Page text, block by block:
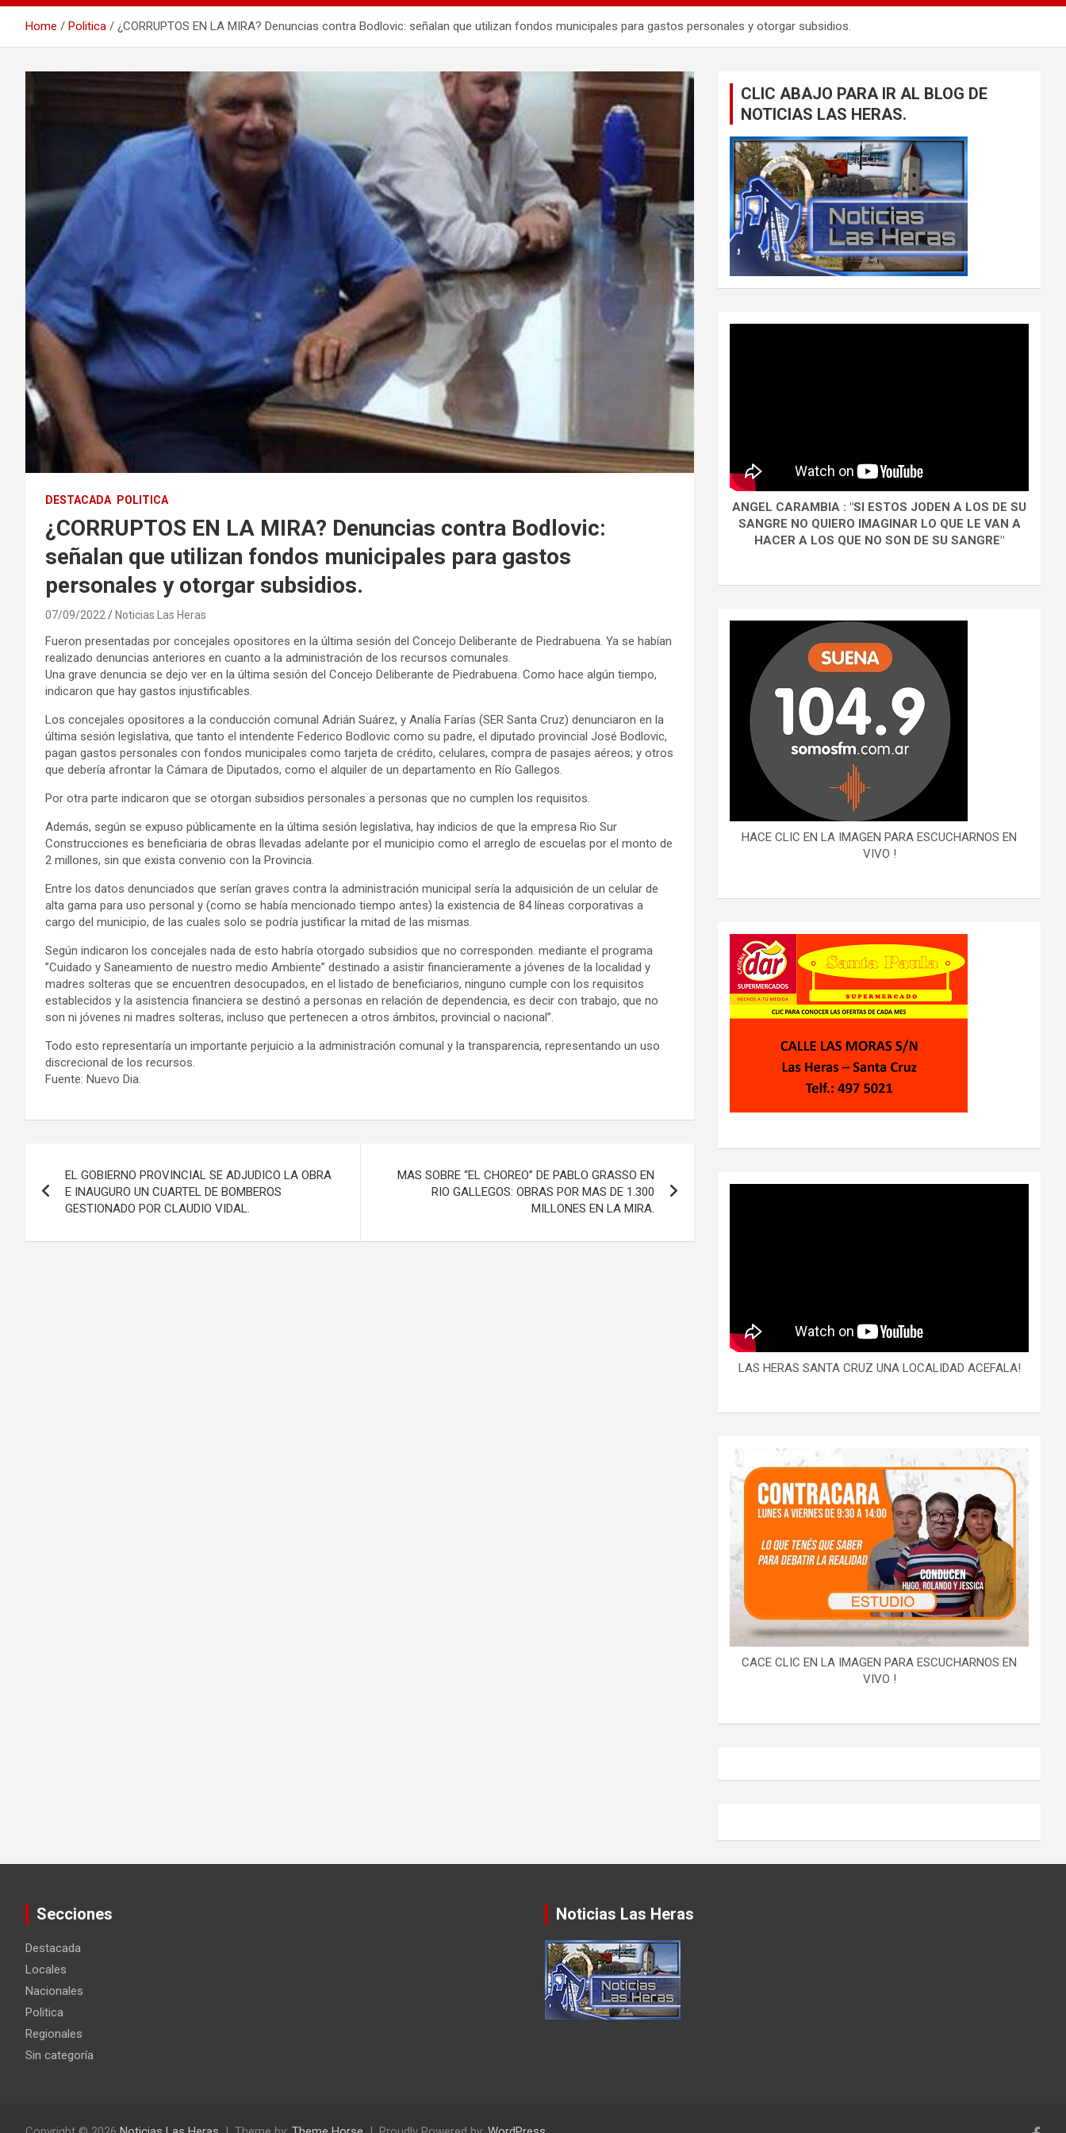
Home Politica ¿CORRUPTOS EN LA MIRA? Denuncias contra Bodlovic: señalan que utilizan fondos municipales para gastos personales y otorgar subsidios.
DESTACADA POLITICA
¿CORRUPTOS EN LA MIRA? Denuncias contra Bodlovic:
señalan que utilizan fondos municipales para gastos
personales y otorgar subsidios.
07/09/2022 Noticias Las Heras
Fueron presentadas por concejales opositores en la última sesión del Concejo Deliberante de Piedrabuena. Ya se habían
realizado denuncias anteriores en cuanto a la administración de los recursos comunales.
Una grave denuncia se dejo ver en la última sesión del Concejo Deliberante de Piedrabuena. Como hace algún tiempo,
indicaron que hay gastos injustificables.
Los concejales opositores a la conducción comunal Adrián Suárez, y Analía Farías (SER Santa Cruz) denunciaron en la
última sesión legislativa, que tanto el intendente Federico Bodlovic como su padre, el diputado provincial José Bodlovic,
pagan gastos personales con fondos municipales como tarjeta de crédito, celulares, compra de pasajes aéreos; y otros
que debería afrontar la Cámara de Diputados, como el alquiler de un departamento en Río Gallegos.
Por otra parte indicaron que se otorgan subsidios personales a personas que no cumplen los requisitos.
Además, según se expuso públicamente en la última sesión legislativa, hay indicios de que la empresa Rio Sur
Construcciones es beneficiaria de obras llevadas adelante por el municipio como el arreglo de escuelas por el monto de
2 millones, sin que exista convenio con la Provincia.
Entre los datos denunciados que serían graves contra la administración municipal sería la adquisición de un celular de
alta gama para uso personal y (como se había mencionado tiempo antes) la existencia de 84 líneas corporativas a
cargo del municipio, de las cuales solo se podría justificar la mitad de las mismas.
Según indicaron los concejales nada de esto habría otorgado subsidios que no corresponden. mediante el programa
”Cuidado y Saneamiento de nuestro medio Ambiente” destinado a asistir financieramente a jóvenes de la localidad y
madres solteras que se encuentren desocupados, en el listado de beneficiarios, ninguno cumple con los requisitos
establecidos y la asistencia financiera se destinó a personas en relación de dependencia, es decir con trabajo, que no
son ni jóvenes ni madres solteras, incluso que pertenecen a otros ámbitos, provincial o nacional”.
Todo esto representaría un importante perjuicio a la administración comunal y la transparencia, representando un uso
discrecional de los recursos.
Fuente: Nuevo Dia.
de
EL GOBIERNO PROVINCIAL SE ADJUDICO LA OBRA
E INAUGURO UN CUARTEL DE BOMBEROS
GESTIONADO POR CLAUDIO VIDAL.
MAS SOBRE “EL CHOREO” DE PABLO GRASSO EN
RIO GALLEGOS: OBRAS POR MAS DE 1.300
MILLONES EN LA MIRA.
CLIC ABAJO PARA IR AL BLOG DE
NOTICIAS LAS HERAS.
ANGEL CARAMBIA : "SI ESTOS JODEN A LOS DE SU
SANGRE NO QUIERO IMAGINAR LO QUE LE VAN A
HACER A LOS QUE NO SON DE SU SANGRE"
HACE CLIC EN LA IMAGEN PARA ESCUCHARNOS EN
VIVO !
LAS HERAS SANTA CRUZ UNA LOCALIDAD ACEFALA!
CACE CLIC EN LA IMAGEN PARA ESCUCHARNOS EN
VIVO !
Secciones
Destacada
Locales
Nacionales
Politica
Regionales
Sin categoría
Noticias Las Heras